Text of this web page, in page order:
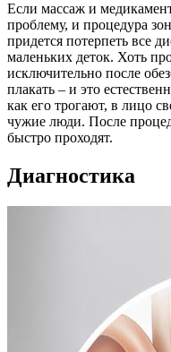
Если массаж и
проблему, и процедура
придется потерпеть все
маленьких деток. Хоть
исключительно после
плакать – и это
как его трогают, в лицо
чужие люди. После
быстро проходят.
Диагностика